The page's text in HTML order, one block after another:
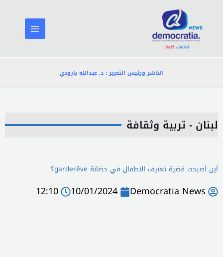
المحتوى
الناشر ورئيس التحرير : د. عبدالله بارودي
لبنان - تربية وثقافة
أين أصبحت قضية تعنيف الاطفال في حضانة garderêve؟
Democratia News
10/01/2024
12:10